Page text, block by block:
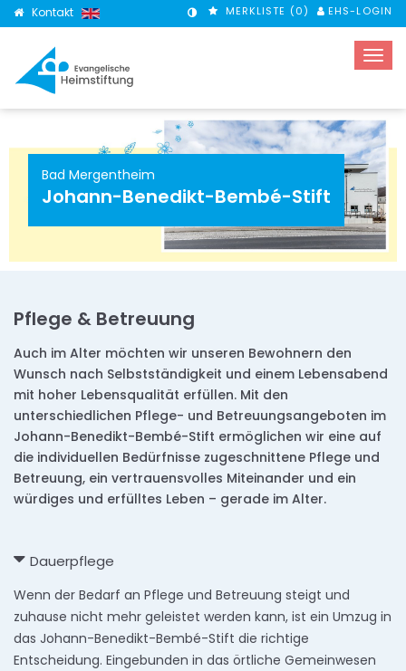
Kontakt
KONTRASTMODUS
MERKLISTE (0) EHS-LOGIN
Bad Mergentheim
Johann-Benedikt-Bembé-Stift
Pflege & Betreuung
Auch im Alter möchten wir unseren Bewohnern den
Wunsch nach Selbstständigkeit und einem Lebensabend
mit hoher Lebensqualität erfüllen. Mit den
unterschiedlichen Pflege- und Betreuungsangeboten im
Johann-Benedikt-Bembé-Stift ermöglichen wir eine auf
die individuellen Bedürfnisse zugeschnittene Pflege und
Betreuung, ein vertrauensvolles Miteinander und ein
würdiges und erfülltes Leben – gerade im Alter.
Dauerpflege
Wenn der Bedarf an Pflege und Betreuung steigt und
zuhause nicht mehr geleistet werden kann, ist ein Umzug in
das Johann-Benedikt-Bembé-Stift die richtige
Entscheidung. Eingebunden in das örtliche Gemeinwesen